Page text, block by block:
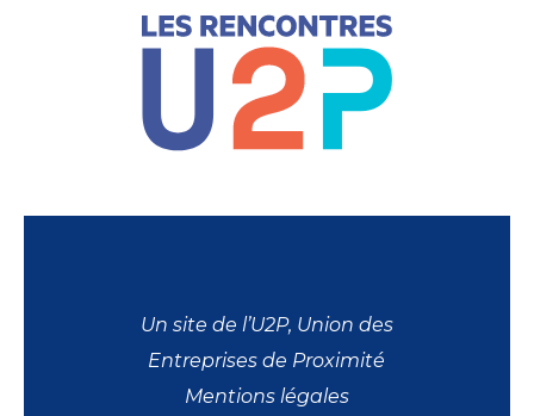
Un site de l’U2P, Union des
Entreprises de Proximité
Mentions légales